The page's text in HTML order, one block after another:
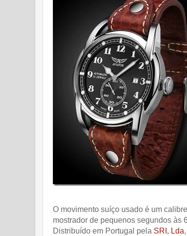
O movimento suíço usado é um
mostrador de pequenos segundos às
Distribuído em Portugal pela SRI, Lda